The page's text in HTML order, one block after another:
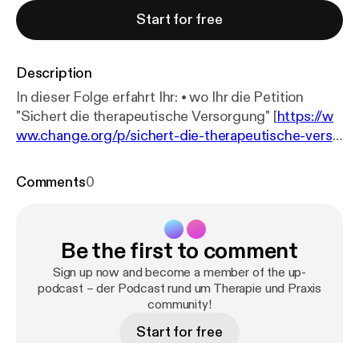
Start for free
Description
In dieser Folge erfahrt Ihr: • wo Ihr die Petition
"Sichert die therapeutische Versorgung" [https://w
ww.change.org/p/sichert-die-therapeutische-verso
Positionspapier [
damit zu tun hat und • wie Ihr jetzt noch Einfluss auf
das BStabG im parlamentarischen Verfahren
nehmen könnt Unser Gast Franziskas Petition
"Sichert die therapeutische Versorgung" [https://w
ww.change.org/p/sichert-die-therapeutische-verso
] Mehr Informationen zur Folge findet Ihr auf
Comments0
Be the first to comment
Sign up now and become a member of the up-
podcast – der Podcast rund um Therapie und Praxis
community!
Start for free